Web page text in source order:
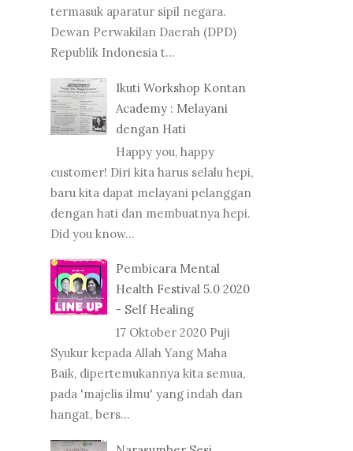
termasuk aparatur sipil negara.
Dewan Perwakilan Daerah (DPD)
Republik Indonesia t...
Ikuti Workshop Kontan
Academy : Melayani
dengan Hati
Happy you, happy
customer! Diri kita harus selalu hepi,
baru kita dapat melayani pelanggan
dengan hati dan membuatnya hepi.
Did you know...
Pembicara Mental
Health Festival 5.0 2020
- Self Healing
17 Oktober 2020 Puji
Syukur kepada Allah Yang Maha
Baik, dipertemukannya kita semua,
pada 'majelis ilmu' yang indah dan
hangat, bers...